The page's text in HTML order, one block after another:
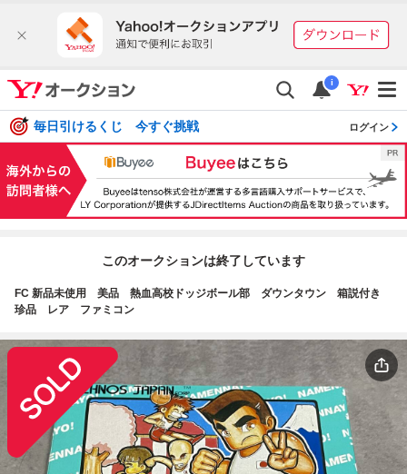
i
毎日引けるくじ 今すぐ挑戦 ログイン
このオークションは終了しています
FC 新品未使用 美品 熱血高校ドッジボール部 ダウンタウン 箱説付き
珍品 レア ファミコン